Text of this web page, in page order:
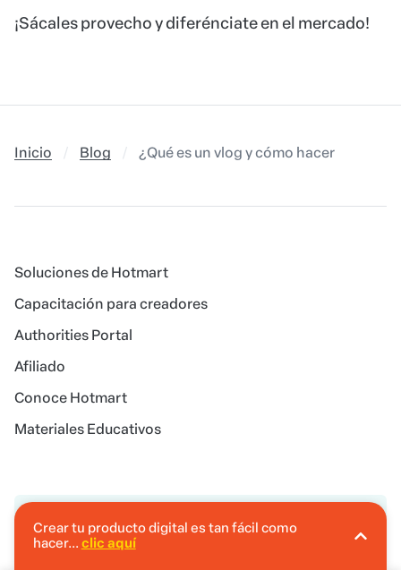
¡Sácales provecho y diferénciate en el mercado!
Inicio Blog ¿Qué es un vlog y cómo hacer uno de
Soluciones de Hotmart
Capacitación para creadores
Authorities Portal
Afiliado
Conoce Hotmart
Materiales Educativos
Español
En Hotmart puedes crear tu producto digital
Crear tu producto digital es tan fácil como
hacer... clic aquí